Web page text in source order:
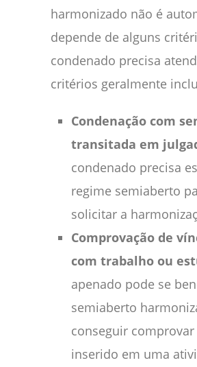
harmonizado não é
depende de alguns
condenado precisa
critérios geralmente
Condenação com
transitada em
condenado precisa
regime semiaberto
solicitar a
Comprovação de
com trabalho ou
apenado pode se
semiaberto
conseguir comprovar
inserido em uma